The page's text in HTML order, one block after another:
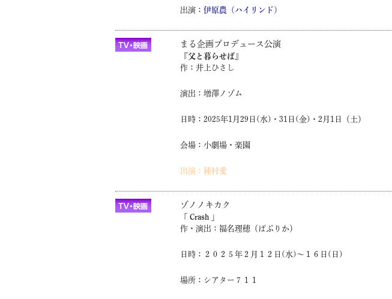
出演： 伊原農（ハイリンド）
まる企画プロデュース公演
『父と暮らせば』
作：井上ひさし
演出：増澤ノゾム
日時：2025年1月29日(水)・31日(金)・2月1日（土）
会場：小劇場・楽園
出演：種村愛
ゾノノキカク
「 Crash 」
作・演出：福名理穂（ぱぷりか）
日時：２０２５年２月１２日(水)～１６日(日)
場所：シアター７１１